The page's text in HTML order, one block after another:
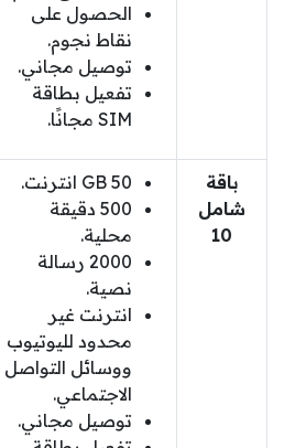
الحصول على
نقاط نجوم.
توصيل مجاني.
تفعيل بطاقة
SIM مجانًا.
باقة
شامل
10
50 GB انترنت.
500 دقيقة
محلية.
2000 رسالة
نصية.
انترنت غير
محدود لليوتيوب
ووسائل التواصل
الاجتماعي.
توصيل مجاني.